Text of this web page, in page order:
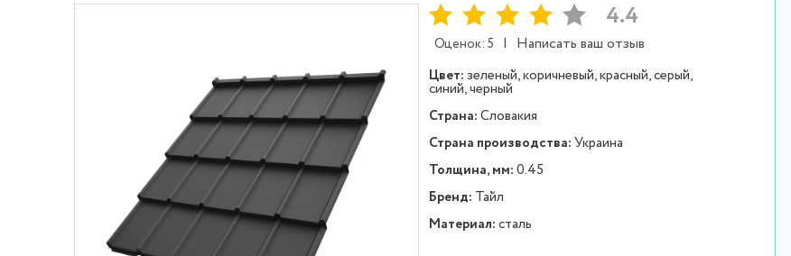
4.4
Оценок: 5 | Написать ваш отзыв
Цвет:зеленый, коричневый, красный, серый,
синий, черный
Страна:Словакия
Страна производства:Украина
Толщина, мм:0.45
Бренд: Тайл
Материал:сталь